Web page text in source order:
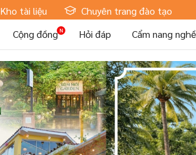
Kho tài liệu Chuyên trang đào tạo
Cộng đồng
Hỏi đáp Cẩm nang nghề